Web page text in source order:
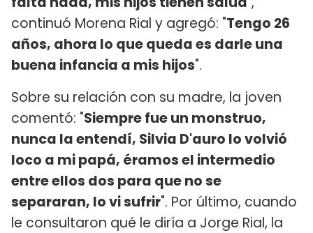
continuó Morena Rial y agregó: "Tengo 26
años, ahora lo que queda es darle una
buena infancia a mis hijos".
Sobre su relación con su madre, la joven
comentó: "Siempre fue un monstruo,
nunca la entendí, Silvia D'auro lo volvió
loco a mi papá, éramos el intermedio
entre ellos dos para que no se
separaran, lo vi sufrir". Por último, cuando
le consultaron qué le diría a Jorge Rial, la